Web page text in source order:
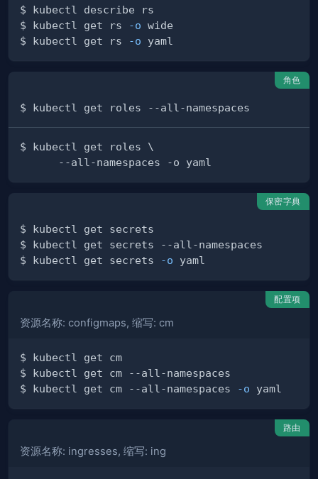
$ kubectl get rs
-o
$ kubectl get rs
-o
角色
保密字典
$ kubectl get secrets
-o
配置项
资源名称: configmaps, 缩写: cm
$ kubectl get cm --all-namespaces
-o
路由
资源名称: ingresses, 缩写: ing